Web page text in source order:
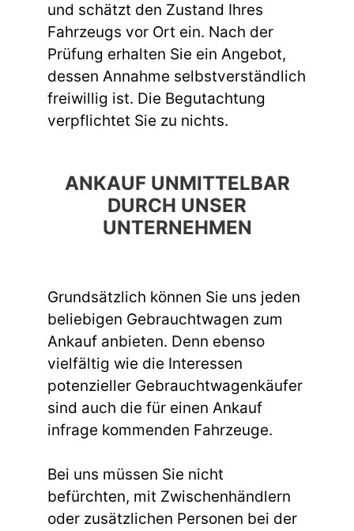
und schätzt den Zustand Ihres
Fahrzeugs vor Ort ein. Nach der
Prüfung erhalten Sie ein Angebot,
dessen Annahme selbstverständlich
freiwillig ist. Die Begutachtung
verpflichtet Sie zu nichts.
ANKAUF UNMITTELBAR
DURCH UNSER
UNTERNEHMEN
Grundsätzlich können Sie uns jeden
beliebigen Gebrauchtwagen zum
Ankauf anbieten. Denn ebenso
vielfältig wie die Interessen
potenzieller Gebrauchtwagenkäufer
sind auch die für einen Ankauf
infrage kommenden Fahrzeuge.
Bei uns müssen Sie nicht
befürchten, mit Zwischenhändlern
oder zusätzlichen Personen bei der